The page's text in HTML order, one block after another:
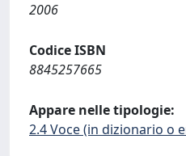
2006
Codice ISBN
8845257665
Appare nelle tipologie:
2.4 Voce (in dizionario o